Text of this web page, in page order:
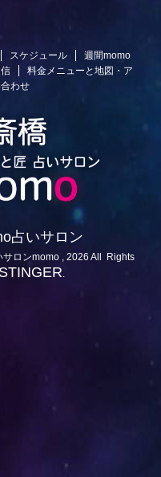
スケジュール
週間momo
料金メニューと地図・ア
わせ
占いサロン
ロンmomo , 2026 All Rights
STINGER